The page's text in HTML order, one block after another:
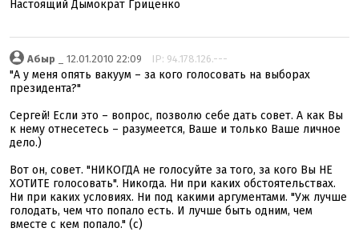
Настоящий Дымократ Гриценко
Абыр _ 12.01.2010 22:09 IP: 94.178.126.---
"А у меня опять вакуум – за кого голосовать на выборах
президента?"
Сергей! Если это – вопрос, позволю себе дать совет. А как Вы
к нему отнесетесь – разумеется, Ваше и только Ваше личное
дело.)
Вот он, совет. "НИКОГДА не голосуйте за того, за кого Вы НЕ
ХОТИТЕ голосовать". Никогда. Ни при каких обстоятельствах.
Ни при каких условиях. Ни под какими аргументами. "Уж лучше
голодать, чем что попало есть. И лучше быть одним, чем
вместе с кем попало." (с)